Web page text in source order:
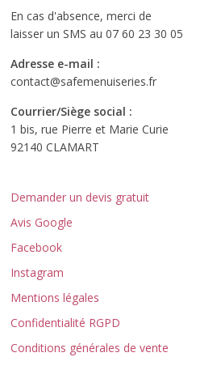
En cas d'absence, merci de
laisser un SMS au 07 60 23 30 05
Adresse e-mail :
contact@safemenuiseries.fr
Courrier/Siège social :
1 bis, rue Pierre et Marie Curie
92140 CLAMART
Demander un devis gratuit
Avis Google
Facebook
Instagram
Mentions légales
Confidentialité RGPD
Conditions générales de vente